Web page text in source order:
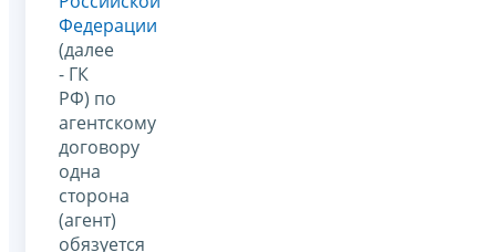
Федерации
(далее
- ГК
РФ) по
агентскому
договору
одна
сторона
(агент)
обязуется